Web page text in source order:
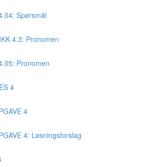
Spørsmål
4.3: Pronomen
Pronomen
4
4
4: Løsningsforslag